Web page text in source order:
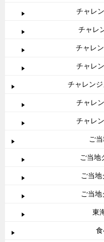
チャレ
チャレ
チャレ
チャレ
チャレン
チャレ
チャレ
ご
ご当地
ご当
ご当
東